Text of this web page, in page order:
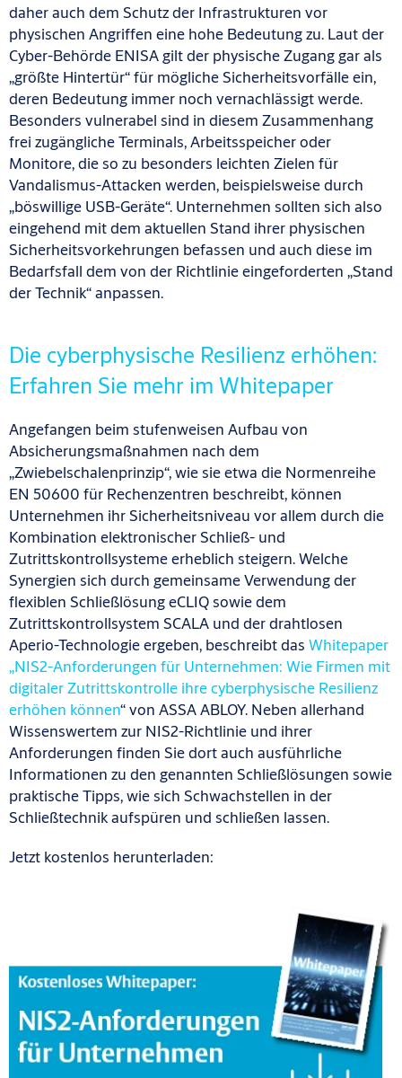
daher auch dem Schutz der Infrastrukturen vor
physischen Angriffen eine hohe Bedeutung zu. Laut der
Cyber-Behörde ENISA gilt der physische Zugang gar als
„größte Hintertür“ für mögliche Sicherheitsvorfälle ein,
deren Bedeutung immer noch vernachlässigt werde.
Besonders vulnerabel sind in diesem Zusammenhang
frei zugängliche Terminals, Arbeitsspeicher oder
Monitore, die so zu besonders leichten Zielen für
Vandalismus-Attacken werden, beispielsweise durch
„böswillige USB-Geräte“. Unternehmen sollten sich also
eingehend mit dem aktuellen Stand ihrer physischen
Sicherheitsvorkehrungen befassen und auch diese im
Bedarfsfall dem von der Richtlinie eingeforderten „Stand
der Technik“ anpassen.
Die cyberphysische Resilienz erhöhen:
Erfahren Sie mehr im Whitepaper
Angefangen beim stufenweisen Aufbau von
Absicherungsmaßnahmen nach dem
„Zwiebelschalenprinzip“, wie sie etwa die Normenreihe
EN 50600 für Rechenzentren beschreibt, können
Unternehmen ihr Sicherheitsniveau vor allem durch die
Kombination elektronischer Schließ- und
Zutrittskontrollsysteme erheblich steigern. Welche
Synergien sich durch gemeinsame Verwendung der
flexiblen Schließlösung eCLIQ sowie dem
Zutrittskontrollsystem SCALA und der drahtlosen
Aperio-Technologie ergeben, beschreibt das Whitepaper
„NIS2-Anforderungen für Unternehmen: Wie Firmen mit
digitaler Zutrittskontrolle ihre cyberphysische Resilienz
erhöhen können“ von ASSA ABLOY. Neben allerhand
Wissenswertem zur NIS2-Richtlinie und ihrer
Anforderungen finden Sie dort auch ausführliche
Informationen zu den genannten Schließlösungen sowie
praktische Tipps, wie sich Schwachstellen in der
Schließtechnik aufspüren und schließen lassen.
Jetzt kostenlos herunterladen: